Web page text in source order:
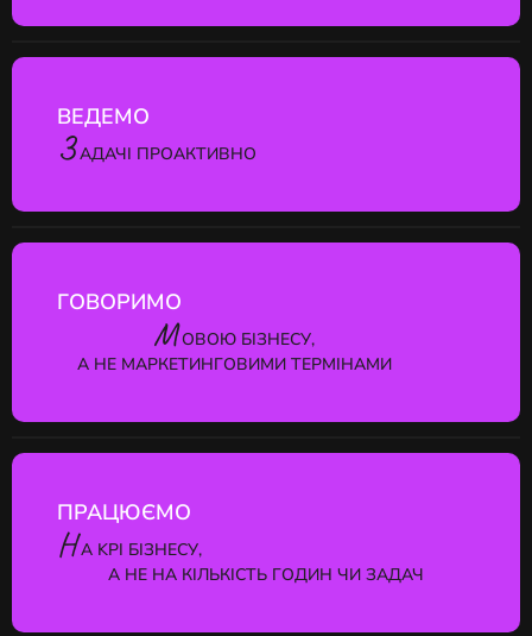
ВЕДЕМО
З АДАЧІ ПРОАКТИВНО
ГОВОРИМО
М ОВОЮ БІЗНЕСУ,
А НЕ МАРКЕТИНГОВИМИ ТЕРМІНАМИ
ПРАЦЮЄМО
Н А KPI БІЗНЕСУ,
А НЕ НА КІЛЬКІСТЬ ГОДИН ЧИ ЗАДАЧ